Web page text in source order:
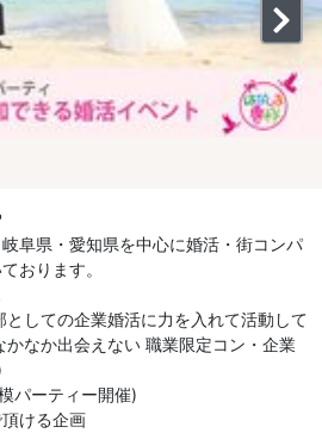
阜県・愛知県を中心に婚活・街コンパ
おります。
しての企業婚活に力を入れて活動して
なか出会えない 職業限定コン・企業
パーティー開催)
ける企画